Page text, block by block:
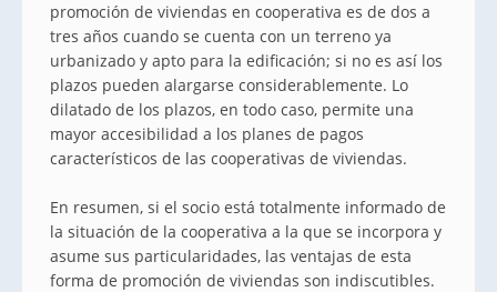
promoción de viviendas en cooperativa es de dos a
tres años cuando se cuenta con un terreno ya
urbanizado y apto para la edificación; si no es así los
plazos pueden alargarse considerablemente. Lo
dilatado de los plazos, en todo caso, permite una
mayor accesibilidad a los planes de pagos
característicos de las cooperativas de viviendas.
En resumen, si el socio está totalmente informado de
la situación de la cooperativa a la que se incorpora y
asume sus particularidades, las ventajas de esta
forma de promoción de viviendas son indiscutibles.